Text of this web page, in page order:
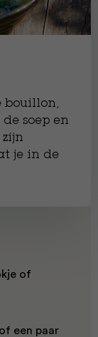
bouillon,
soep en
zijn
je in de
of
een paar